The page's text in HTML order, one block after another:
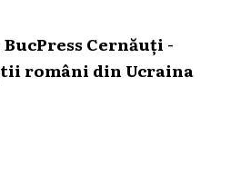
Cernăuți -
români din Ucraina